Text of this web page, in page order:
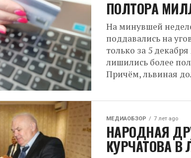
ПОЛТОРА
На минувшей
поддавались на
только за 5
лишились более
Причём, львиная
МЕДИАОБЗОР 7 лет ago
НАРОДНАЯ
КУРЧАТОВА В